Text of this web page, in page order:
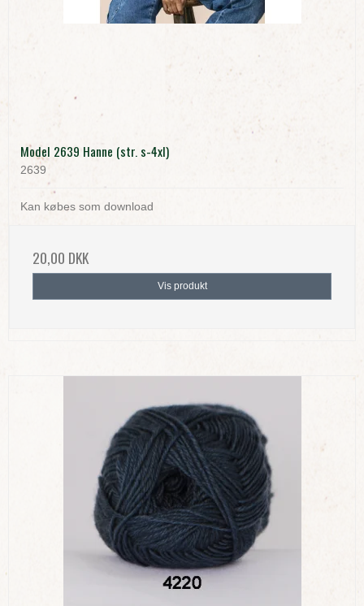
Model 2639 Hanne (str. s-4xl)
2639
Kan købes som download
20,00 DKK
Vis produkt